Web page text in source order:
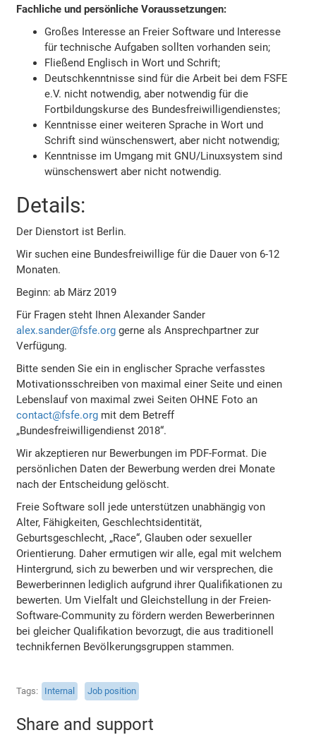
Fachliche und persönliche Voraussetzungen:
Großes Interesse an Freier Software und Interesse
für technische Aufgaben sollten vorhanden sein;
Fließend Englisch in Wort und Schrift;
Deutschkenntnisse sind für die Arbeit bei dem FSFE
e.V. nicht notwendig, aber notwendig für die
Fortbildungskurse des Bundesfreiwilligendienstes;
Kenntnisse einer weiteren Sprache in Wort und
Schrift sind wünschenswert, aber nicht notwendig;
Kenntnisse im Umgang mit GNU/Linuxsystem sind
wünschenswert aber nicht notwendig.
Details:
Der Dienstort ist Berlin.
Wir suchen eine Bundesfreiwillige für die Dauer von 6-12
Monaten.
Beginn: ab März 2019
Für Fragen steht Ihnen Alexander Sander
alex.sander@fsfe.org gerne als Ansprechpartner zur
Verfügung.
Bitte senden Sie ein in englischer Sprache verfasstes
Motivationsschreiben von maximal einer Seite und einen
Lebenslauf von maximal zwei Seiten OHNE Foto an
contact@fsfe.org mit dem Betreff
„Bundesfreiwilligendienst 2018“.
Wir akzeptieren nur Bewerbungen im PDF-Format. Die
persönlichen Daten der Bewerbung werden drei Monate
nach der Entscheidung gelöscht.
Freie Software soll jede unterstützen unabhängig von
Alter, Fähigkeiten, Geschlechtsidentität,
Geburtsgeschlecht, „Race“, Glauben oder sexueller
Orientierung. Daher ermutigen wir alle, egal mit welchem
Hintergrund, sich zu bewerben und wir versprechen, die
Bewerberinnen lediglich aufgrund ihrer Qualifikationen zu
bewerten. Um Vielfalt und Gleichstellung in der Freien-
Software-Community zu fördern werden Bewerberinnen
bei gleicher Qualifikation bevorzugt, die aus traditionell
technikfernen Bevölkerungsgruppen stammen.
Tags Internal Job position
Share and support